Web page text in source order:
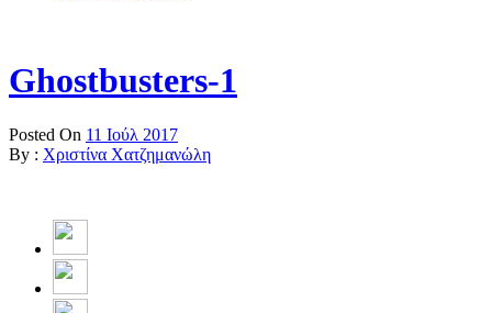
Ghostbusters-1
Posted On 11 Ιούλ 2017
By : Χριστίνα Χατζημανώλη